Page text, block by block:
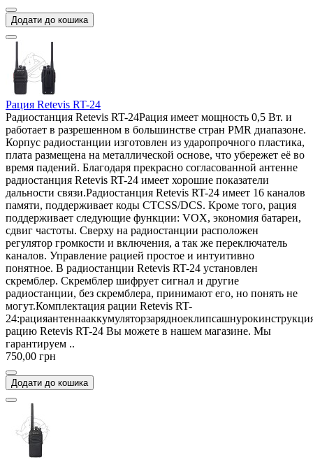
Додати до кошика
Рация Retevis RT-24
Радиостанция Retevis RT-24Рация имеет мощность 0,5 Вт. и
работает в разрешенном в большинстве стран PMR диапазоне.
Корпус радиостанции изготовлен из ударопрочного пластика,
плата размещена на металлической основе, что убережет её во
время падений. Благодаря прекрасно согласованной антенне
радиостанция Retevis RT-24 имеет хорошие показатели
дальности связи.Радиостанция Retevis RT-24 имеет 16 каналов
памяти, поддерживает коды CTCSS/DCS. Кроме того, рация
поддерживает следующие функции: VOX, экономия батареи,
сдвиг частоты. Сверху на радиостанции расположен
регулятор громкости и включения, а так же переключатель
каналов. Управление рацией простое и интуитивно
понятное. В радиостанции Retevis RT-24 установлен
скремблер. Скремблер шифрует сигнал и другие
радиостанции, без скремблера, принимают его, но понять не
могут.Комплектация рации Retevis RT-
рацию Retevis RT-24 Вы можете в нашем магазине. Мы
гарантируем ..
750,00 грн
Додати до кошика